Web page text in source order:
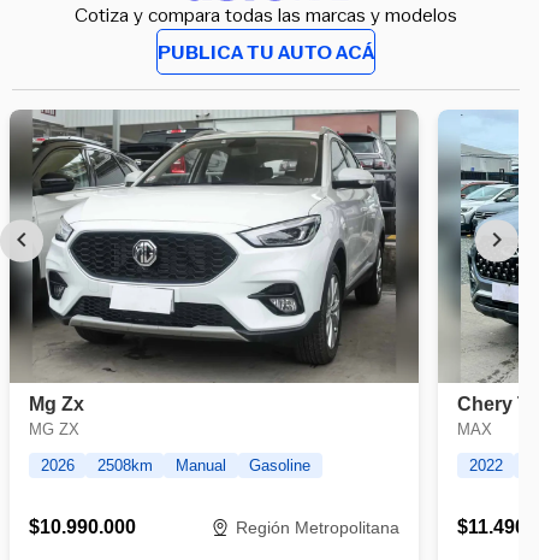
Cotiza y compara todas las marcas y modelos
PUBLICA TU AUTO ACÁ